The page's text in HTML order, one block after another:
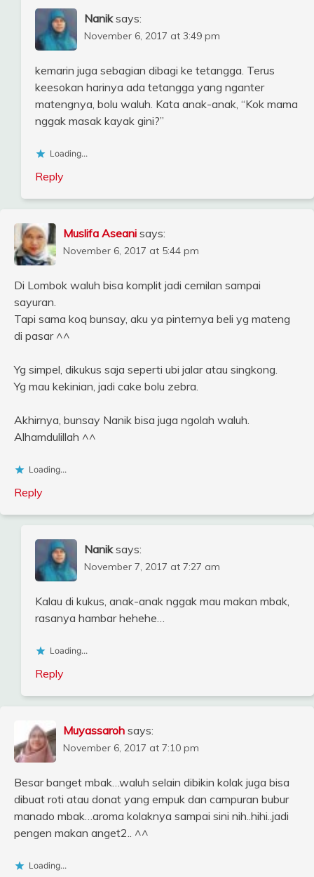
Nanik says:
November 6, 2017 at 3:49 pm
kemarin juga sebagian dibagi ke tetangga. Terus
keesokan harinya ada tetangga yang nganter
matengnya, bolu waluh. Kata anak-anak, “Kok mama
nggak masak kayak gini?”
Loading...
Reply
Muslifa Aseani says:
November 6, 2017 at 5:44 pm
Di Lombok waluh bisa komplit jadi cemilan sampai
sayuran.
Tapi sama koq bunsay, aku ya pinternya beli yg mateng
di pasar ^^
Yg simpel, dikukus saja seperti ubi jalar atau singkong.
Yg mau kekinian, jadi cake bolu zebra.
Akhirnya, bunsay Nanik bisa juga ngolah waluh.
Alhamdulillah ^^
Loading...
Reply
Nanik says:
November 7, 2017 at 7:27 am
Kalau di kukus, anak-anak nggak mau makan mbak,
rasanya hambar hehehe…
Loading...
Reply
Muyassaroh says:
November 6, 2017 at 7:10 pm
Besar banget mbak…waluh selain dibikin kolak juga bisa
dibuat roti atau donat yang empuk dan campuran bubur
manado mbak…aroma kolaknya sampai sini nih..hihi..jadi
pengen makan anget2.. ^^
Loading...